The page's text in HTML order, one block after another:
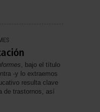
, bajo el título
-y lo extraemos
resulta clave
de trastornos, así